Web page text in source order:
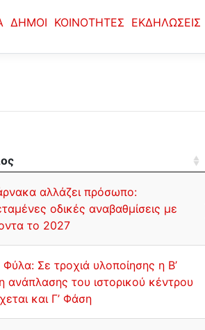
ΔΗΜΟΙ ΚΟΙΝΟΤΗΤΕΣ ΕΚΔΗΛΩΣΕΙΣ
αλλάζει πρόσωπο:
οδικές αναβαθμίσεις με
το 2027
Φύλα: Σε τροχιά υλοποίησης η Β’
ανάπλασης του ιστορικού κέντρου
και Γ’ Φάση